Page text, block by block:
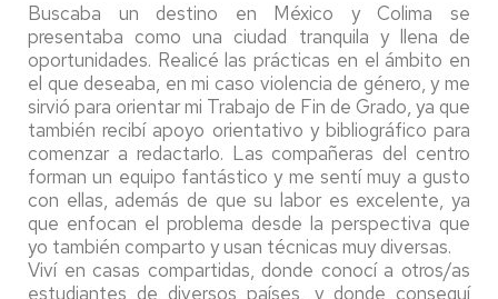
Buscaba un destino en México y Colima se
presentaba como una ciudad tranquila y llena de
oportunidades. Realicé las prácticas en el ámbito en
el que deseaba, en mi caso violencia de género, y me
sirvió para orientar mi Trabajo de Fin de Grado, ya que
también recibí apoyo orientativo y bibliográfico para
comenzar a redactarlo. Las compañeras del centro
forman un equipo fantástico y me sentí muy a gusto
con ellas, además de que su labor es excelente, ya
que enfocan el problema desde la perspectiva que
yo también comparto y usan técnicas muy diversas.
Viví en casas compartidas, donde conocí a otros/as
estudiantes de diversos países, y donde conseguí